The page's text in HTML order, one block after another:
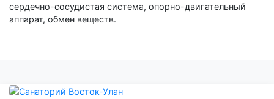
сердечно-сосудистая система, опорно-двигательный
аппарат, обмен веществ.